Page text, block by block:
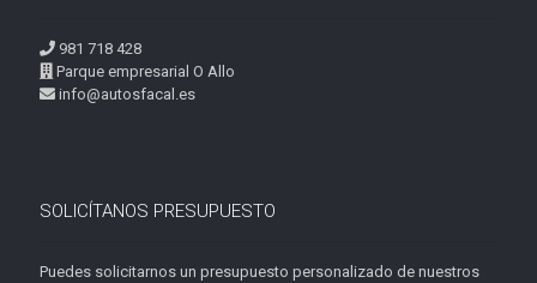
981 718 428
Parque empresarial O Allo
info@autosfacal.es
SOLICÍTANOS PRESUPUESTO
Puedes solicitarnos un presupuesto personalizado de nuestros